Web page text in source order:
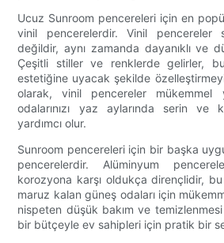
Ucuz Sunroom pencereleri için en
vinil pencerelerdir. Vinil pencereler
değildir, aynı zamanda dayanıklı ve
Çeşitli stiller ve renklerde gelirler,
estetiğine uyacak şekilde özelleştirmeyi
olarak, vinil pencereler mükemmel
odalarınızı yaz aylarında serin ve
yardımcı olur.
Sunroom pencereleri için bir başka
pencerelerdir. Alüminyum
korozyona karşı oldukça dirençlidir,
maruz kalan güneş odaları için
nispeten düşük bakım ve
bir bütçeyle ev sahipleri için pratik bir